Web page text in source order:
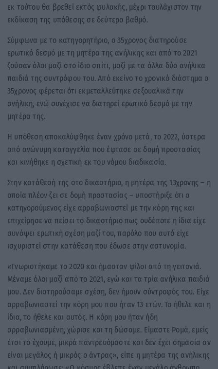
εκ τούτου θα βρεθεί εκτός φυλακής, μέχρι τουλάχιστον την
εκδίκαση της υπόθεσης σε δεύτερο βαθμό.
Σύμφωνα με το κατηγορητήριο, ο 35χρονος διατηρούσε
ερωτικό δεσμό με τη μητέρα της ανήλικης και από το 2021
ζούσαν όλοι μαζί στο ίδιο σπίτι, μαζί με τα άλλα δύο ανήλικα
παιδιά της συντρόφου του. Από εκείνο το χρονικό διάστημα ο
35χρονος φέρεται ότι εκμεταλλεύτηκε σεξουαλικά την
ανήλικη, ενώ συνέχισε να διατηρεί ερωτικό δεσμό με την
μητέρα της.
Η υπόθεση αποκαλύφθηκε έναν χρόνο μετά, το 2022, ύστερα
από ανώνυμη καταγγελία που έφτασε σε δομή προστασίας
και κινήθηκε η σχετική εκ του νόμου διαδικασία.
Στην κατάθεσή της στο δικαστήριο, η μητέρα της 13χρονης – η
οποία πλέον ζει σε δομή προστασίας – υποστήριξε ότι ο
κατηγορούμενος είχε αρραβωνιαστεί με την κόρη της και
επιχείρησε να πείσει το δικαστήριο πως ουδέποτε η ίδια είχε
συνάψει ερωτική σχέση μαζί του, παρόλο που αυτό είχε
ισχυριστεί στην κατάθεση που έδωσε στην αστυνομία.
«Γνωριστήκαμε το 2020 και ήμασταν φίλοι από τη γειτονιά.
Μέναμε όλοι μαζί από το 2021, εγώ και τα τρία ανήλικα παιδιά
μου. Δεν διατηρούσαμε σχέση, δεν ήμουν σύντροφός του. Είχε
αρραβωνιαστεί την κόρη μου που ήταν 13 ετών. Το ήθελε και η
ίδια, το ήθελε και αυτός. Η κόρη μου ήταν ήδη
αρραβωνιασμένη, χώρισε και τη δώσαμε. Είμαστε Ρομά, εμείς
έτσι το έχουμε, μικρά παντρευόμαστε και δεν έχει σημασία αν
είναι μεγάλος ή μικρός ο άντρας», είπε η μητέρα της ανήλικης